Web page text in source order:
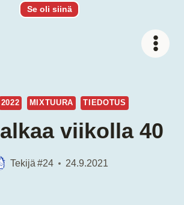
Se oli siinä
2022 MIXTUURA TIEDOTUS
viikolla 40
Tekijä #24 24.9.2021